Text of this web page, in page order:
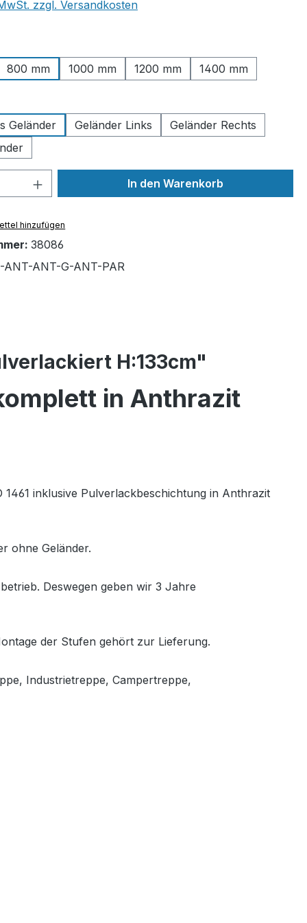
zzgl. Versandkosten
800 mm
1000 mm 1200 mm 1400 mm
Geländer
Geländer Links
Geländer Rechts
Gib den gewünschten Wert
In den Warenkorb
hinzufügen
38086
ANT-ANT-G-ANT-PAR
H:133cm"
in Anthrazit
inklusive Pulverlackbeschichtung in Anthrazit
ohne Geländer.
Deswegen geben wir 3 Jahre
der Stufen gehört zur Lieferung.
Industrietreppe, Campertreppe,